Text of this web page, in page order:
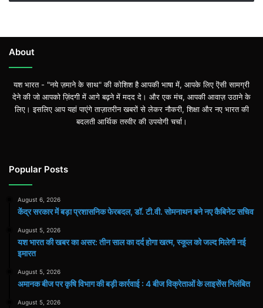
About
यश भारत - "नये ज़माने के साथ" की कोशिश है आपकी भाषा में, आपके लिए ऎसी सामग्री
देने की जो आपको ज़िंदगी में आगे बढ़ने में मदद दे। और एक मंच, आपकी आवाज़ उठाने के
लिए। इसलिए आप यहां पाएंगे ताज़ातरीन खबरों से लेकर नौकरी, शिक्षा और नए भारत की
बदलती आर्थिक तस्वीर की उपयोगी चर्चा।
Popular Posts
August 6, 2026
केंद्र सरकार में बड़ा प्रशासनिक फेरबदल, डॉ. टी.वी. सोमनाथन बने नए कैबिनेट सचिव
August 5, 2026
यश भारत की खबर का असर: तीन साल का दर्द होगा खत्म, स्कूल को जल्द मिलेगी नई
इमारत
August 5, 2026
अमानक बीज पर कृषि विभाग की बड़ी कार्रवाई : 4 बीज विक्रेताओं के लाइसेंस निलंबित
August 5, 2026